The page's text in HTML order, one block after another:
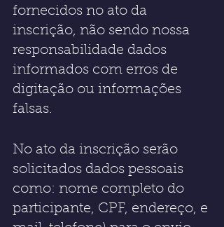
fornecidos no ato da
inscrição, não sendo nossa
responsabilidade dados
informados com erros de
digitação ou informações
falsas.
No ato da inscrição serão
solicitados dados pessoais
como: nome completo do
participante, CPF, endereço, e